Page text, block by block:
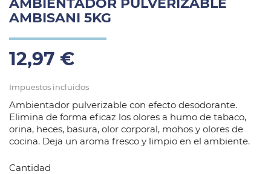
AMBIENTADOR PULVERIZABLE
AMBISANI 5KG
12,97 €
Impuestos incluidos
Ambientador pulverizable con efecto desodorante.
Elimina de forma eficaz los olores a humo de tabaco,
orina, heces, basura, olor corporal, mohos y olores de
cocina. Deja un aroma fresco y limpio en el ambiente.
Cantidad